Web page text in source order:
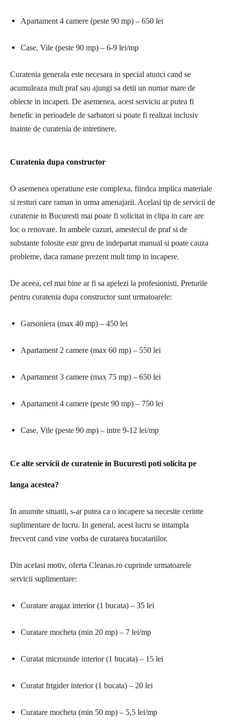
Apartament 4 camere (peste 90 mp) – 650 lei
Case, Vile (peste 90 mp) – 6-9 lei/mp
Curatenia generala este necesara in special atunci cand se
acumuleaza mult praf sau ajungi sa detii un numar mare de
obiecte in incaperi. De asemenea, acest serviciu ar putea fi
benefic in perioadele de sarbatori si poate fi realizat inclusiv
inainte de curatenia de intretinere.
Curatenia dupa constructor
O asemenea operatiune este complexa, fiindca implica materiale
si resturi care raman in urma amenajarii. Acelasi tip de servicii de
curatenie in Bucuresti mai poate fi solicitat in clipa in care are
loc o renovare. In ambele cazuri, amestecul de praf si de
substante folosite este greu de indepartat manual si poate cauza
probleme, daca ramane prezent mult timp in incapere.
De aceea, cel mai bine ar fi sa apelezi la profesionisti. Preturile
pentru curatenia dupa constructor sunt urmatoarele:
Garsoniera (max 40 mp) – 450 lei
Apartament 2 camere (max 60 mp) – 550 lei
Apartament 3 camere (max 75 mp) – 650 lei
Apartament 4 camere (peste 90 mp) – 750 lei
Case, Vile (peste 90 mp) – intre 9-12 lei/mp
Ce alte servicii de curatenie in Bucuresti poti solicita pe
langa acestea?
In anumite situatii, s-ar putea ca o incapere sa necesite cerinte
suplimentare de lucru. In general, acest lucru se intampla
frecvent cand vine vorba de curatarea bucatariilor.
Din acelasi motiv, oferta Cleanas.ro cuprinde urmatoarele
servicii suplimentare:
Curatare aragaz interior (1 bucata) – 35 lei
Curatare mocheta (min 20 mp) – 7 lei/mp
Curatat microunde interior (1 bucata) – 15 lei
Curatat frigider interior (1 bucata) – 20 lei
Curatare mocheta (min 50 mp) – 5,5 lei/mp